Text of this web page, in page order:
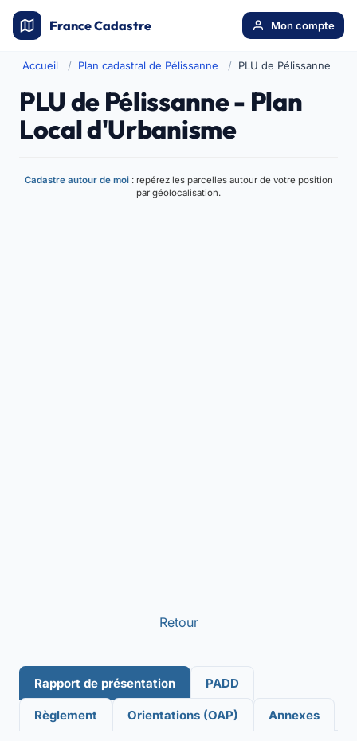
France Cadastre Mon compte
Accueil Plan cadastral de Pélissanne PLU de Pélissanne
PLU de Pélissanne - Plan
Local d'Urbanisme
Cadastre autour de moi: repérez les parcelles autour de votre position
par géolocalisation.
Retour
Rapport de présentation PADD
Règlement Orientations (OAP) Annexes